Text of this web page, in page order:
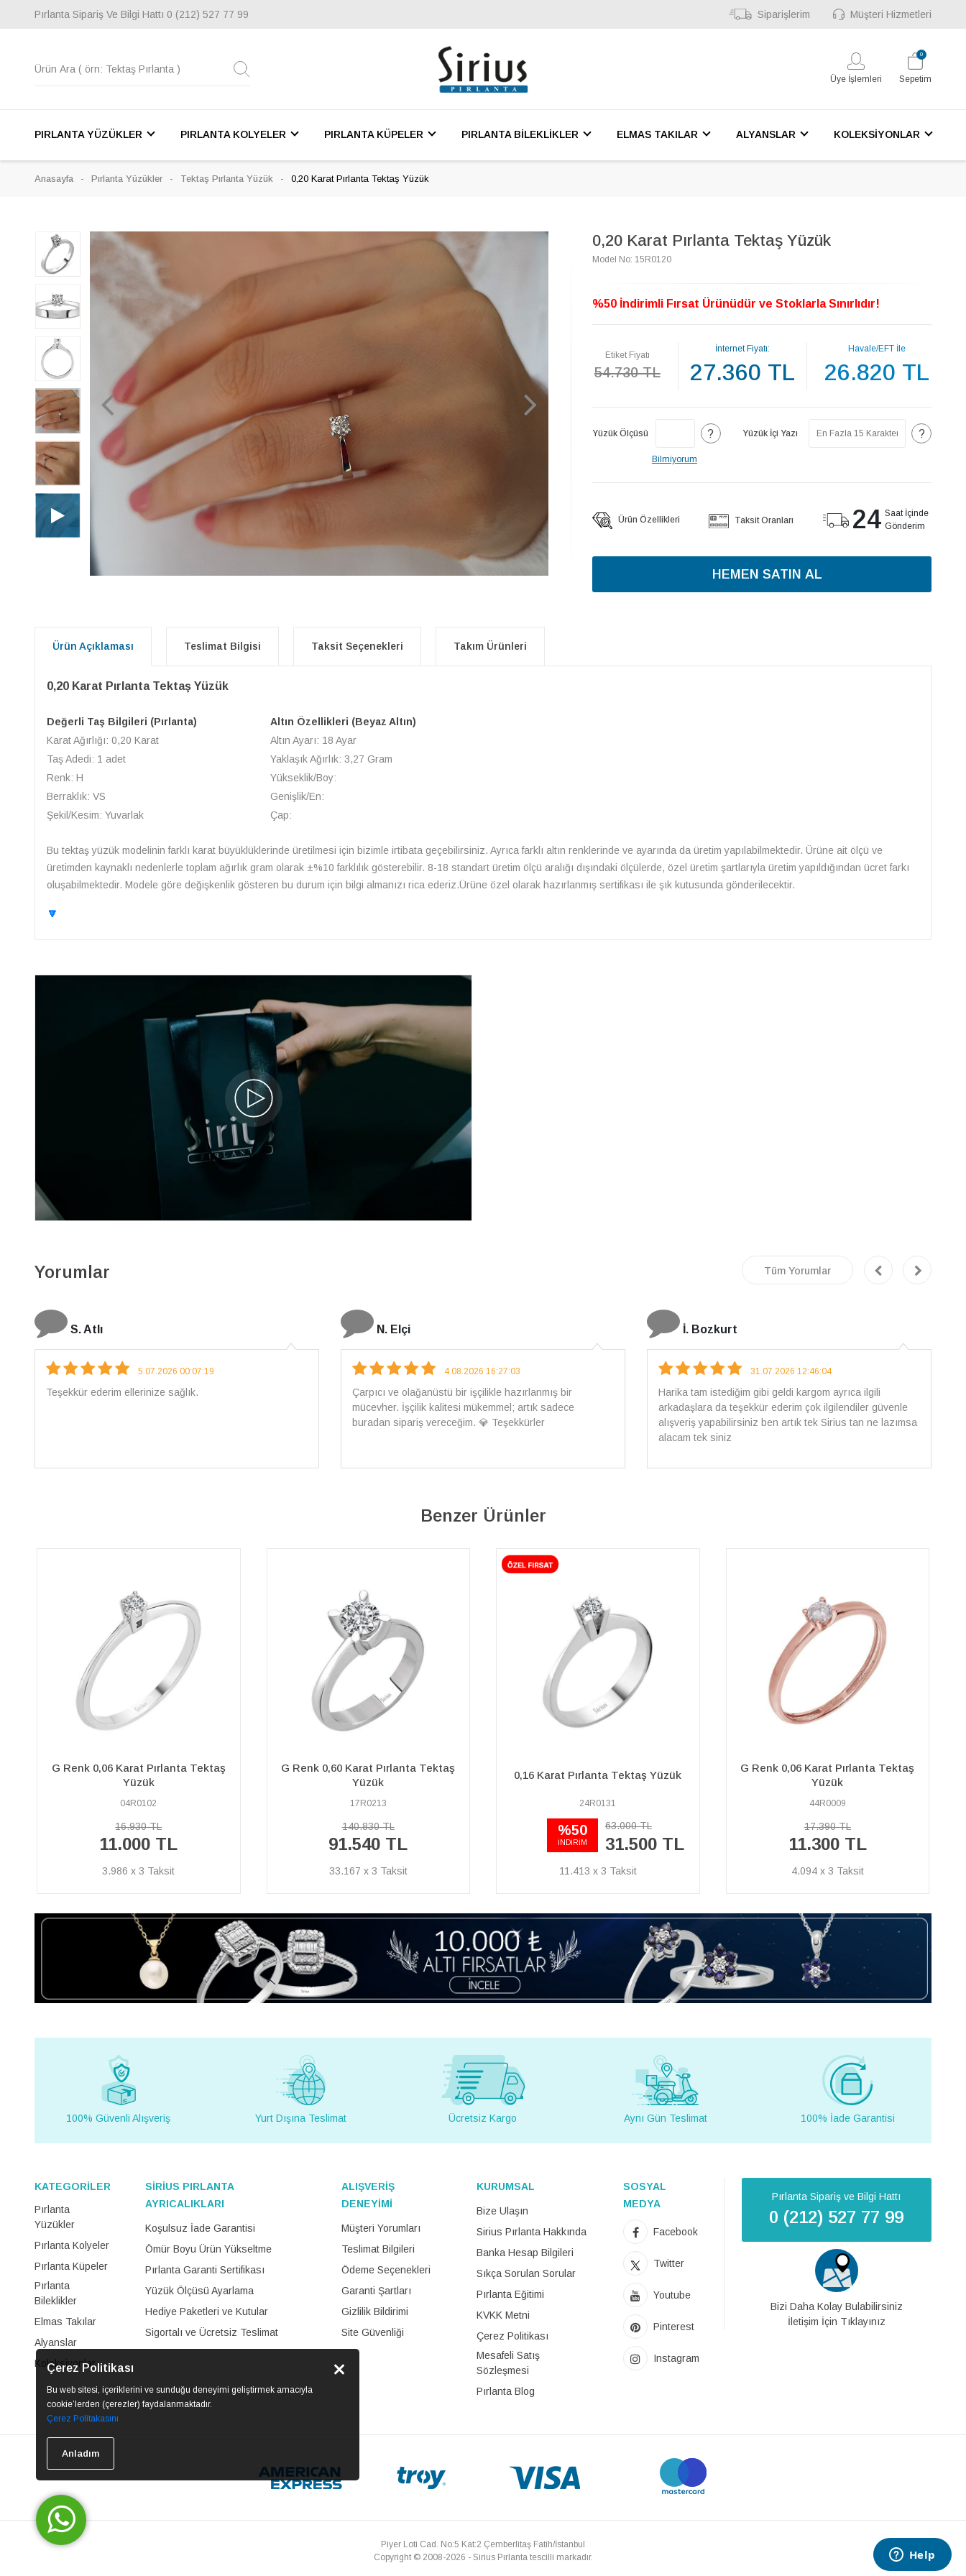
Çerez Politikası
Bu web sitesi, içeriklerini ve sunduğu deneyimi geliştirmek amacıyla
cookie’lerden (çerezler) faydalanmaktadır.
Çerez Politakasını
Anladım
Pırlanta Sipariş Ve Bilgi Hattı 0 (212) 527 77 99 Siparişlerim Müşteri Hizmetleri
Üye İşlemleri Sepetim
0
PIRLANTA YÜZÜKLER PIRLANTA KOLYELER PIRLANTA KÜPELER PIRLANTA BİLEKLİKLER ELMAS TAKILAR ALYANSLAR KOLEKSİYONLAR
Anasayfa Pırlanta Yüzükler Tektaş Pırlanta Yüzük 0,20 Karat Pırlanta Tektaş Yüzük
0,20 Karat Pırlanta Tektaş Yüzük
Model No: 15R0120
%50 İndirimli Fırsat Ürünüdür ve Stoklarla Sınırlıdır!
Etiket Fiyatı
54.730 TL
İnternet Fiyatı:
27.360 TL
Havale/EFT İle
26.820 TL
Yüzük Ölçüsü ?
Bilmiyorum
Yüzük İçi Yazı ?
Ürün Özellikleri Taksit Oranları 24 Saat İçinde
Gönderim
HEMEN SATIN AL
Ürün Açıklaması Teslimat Bilgisi Taksit Seçenekleri Takım Ürünleri
0,20 Karat Pırlanta Tektaş Yüzük
Değerli Taş Bilgileri (Pırlanta)
Karat Ağırlığı: 0,20 Karat
Taş Adedi: 1 adet
Renk: H
Berraklık: VS
Şekil/Kesim: Yuvarlak
Altın Özellikleri (Beyaz Altın)
Altın Ayarı: 18 Ayar
Yaklaşık Ağırlık: 3,27 Gram
Yükseklik/Boy:
Genişlik/En:
Çap:
Bu tektaş yüzük modelinin farklı karat büyüklüklerinde üretilmesi için bizimle irtibata geçebilirsiniz. Ayrıca farklı altın renklerinde ve ayarında da üretim yapılabilmektedir. Ürüne ait ölçü ve
üretimden kaynaklı nedenlerle toplam ağırlık gram olarak ±%10 farklılık gösterebilir. 8-18 standart üretim ölçü aralığı dışındaki ölçülerde, özel üretim şartlarıyla üretim yapıldığından ücret farkı
oluşabilmektedir. Modele göre değişkenlik gösteren bu durum için bilgi almanızı rica ederiz.Ürüne özel olarak hazırlanmış sertifikası ile şık kutusunda gönderilecektir.
🔽
Yorumlar Tüm Yorumlar
N. Elçi
4.08.2026 16:27:03
Çarpıcı ve olağanüstü bir işçilikle hazırlanmış bir
İ. Bozkurt
31.07.2026 12:46:04
Harika tam istediğim gibi geldi kargom ayrıca ilgili
arkadaşlara da teşekkür ederim çok ilgilendiler güvenle
alışveriş yapabilirsiniz ben artık tek Sirius tan ne lazımsa
E.T
18.07.2026 12:38:01
Pirlantami teslim alana kadar tüm surecte bilgilendirildim,
güvenli bir alisveris oldu benim icin ve paketleme özenle
yapilmisti sorunsuz bir sekilde pirlantami takiyorum. Yeni
alisveris adresim artik belli.🤩 Tesekkurler Sirius
Benzer Ürünler
G Renk 0,60 Karat Pırlanta Tektaş
Yüzük
17R0213
140.830 TL
91.540 TL
33.167 x 3
0,16 Karat Pırlanta Tektaş Yüzük
24R0131
%50
İNDİRİM
63.000 TL
31.500 TL
11.413 x 3
G Renk 0,06 Karat Pırlanta Tektaş
Yüzük
44R0009
17.390 TL
11.300 TL
4.094 x 3
0,30 Karat Görünümlü Pırlanta
Tektaş Yüzük
17R0226
%40
İNDİRİM
16.930 TL
10.160 TL
3.681 x 3
100% Güvenli Alışveriş Yurt Dışına Teslimat Ücretsiz Kargo Aynı Gün Teslimat 100% İade Garantisi
KATEGORİLER
Pırlanta
Yüzükler
Pırlanta Kolyeler
Pırlanta Küpeler
Pırlanta
Bileklikler
Elmas Takılar
Alyanslar
Koleksiyonlar
SİRİUS PIRLANTA
AYRICALIKLARI
Koşulsuz İade Garantisi
Ömür Boyu Ürün Yükseltme
Pırlanta Garanti Sertifikası
Yüzük Ölçüsü Ayarlama
Hediye Paketleri ve Kutular
Sigortalı ve Ücretsiz Teslimat
ALIŞVERİŞ
DENEYİMİ
Müşteri Yorumları
Teslimat Bilgileri
Ödeme Seçenekleri
Garanti Şartları
Gizlilik Bildirimi
Site Güvenliği
KURUMSAL
Bize Ulaşın
Sirius Pırlanta Hakkında
Banka Hesap Bilgileri
Sıkça Sorulan Sorular
Pırlanta Eğitimi
KVKK Metni
Çerez Politikası
Mesafeli Satış
Sözleşmesi
Pırlanta Blog
SOSYAL
MEDYA
Facebook
Twitter
Youtube
Pinterest
Instagram
Pırlanta Sipariş ve Bilgi Hattı
0 (212) 527 77 99
Bizi Daha Kolay Bulabilirsiniz
İletişim İçin Tıklayınız
Piyer Loti Cad. No:5 Kat:2 Çemberlitaş Fatih/İstanbul
Copyright © 2008-2026 - Sirius Pırlanta tescilli markadır.